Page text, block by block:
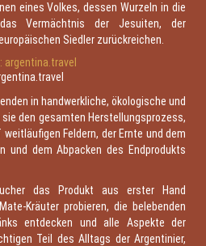
eines Volkes, dessen Wurzeln in die
Vermächtnis der Jesuiten, der
Siedler zurückreichen.
in handwerkliche, ökologische und
den gesamten Herstellungsprozess,
Feldern, der Ernte und dem
und dem Abpacken des Endprodukts
das Produkt aus erster Hand
Kräuter probieren, die belebenden
entdecken und alle Aspekte der
Teil des Alltags der Argentinier,